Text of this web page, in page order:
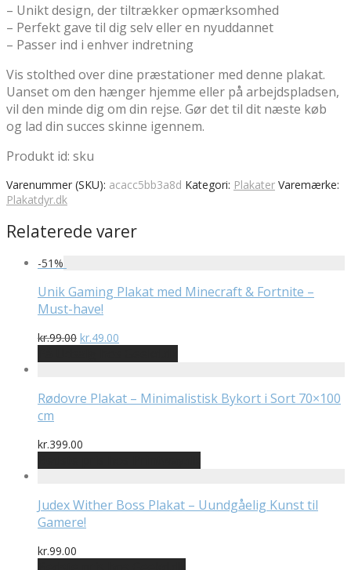
– Unikt design, der tiltrækker opmærksomhed
– Perfekt gave til dig selv eller en nyuddannet
– Passer ind i enhver indretning
Vis stolthed over dine præstationer med denne plakat.
Uanset om den hænger hjemme eller på arbejdspladsen,
vil den minde dig om din rejse. Gør det til dit næste køb
og lad din succes skinne igennem.
Produkt id: sku
Varenummer (SKU): acacc5bb3a8d Kategori: Plakater Varemærke:
Plakatdyr.dk
Relaterede varer
-51%
Unik Gaming Plakat med Minecraft & Fortnite –
Must-have!
kr.99.00 Den
pris
kr.99.00.
kr.49.00
pris
kr.49.00.
Rødovre Plakat – Minimalistisk Bykort i Sort 70×100
cm
kr.399.00
Judex Wither Boss Plakat – Uundgåelig Kunst til
Gamere!
kr.99.00